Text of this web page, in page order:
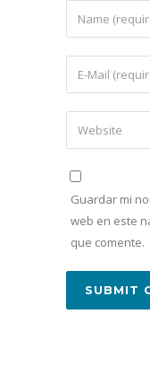
Guardar mi
web en este
que comente.